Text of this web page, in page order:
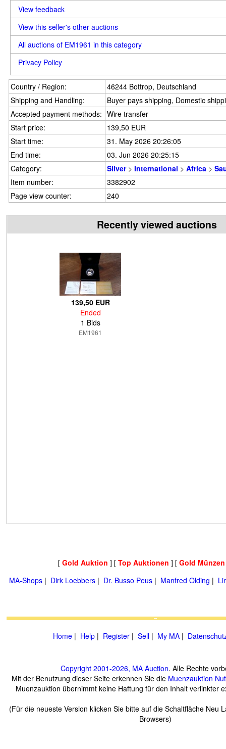
View feedback
View this seller's other auctions
All auctions of EM1961 in this category
Privacy Policy
Country / Region:
46244 Bottrop, Deutschland
Shipping and Handling:
Buyer pays shipping, Domestic
Accepted payment methods: Wire transfer
Start price:
139,50 EUR
Start time:
31. May 2026 20:26:05
End time:
03. Jun 2026 20:25:15
Category:
Silver> International > Africa >
Item number:
3382902
Page view counter:
240
Recently viewed auctions
139,50 EUR
Ended
1 Bids
EM1961
[ Gold Auktion ] [ Top Auktionen ] [ Gold
MA-Shops | Dirk Loebbers | Dr. Busso Peus | Manfred Olding |
Home | Help | Register | Sell | My MA |
Copyright 2001-2026, MA Auction. Alle Rechte
Mit der Benutzung dieser Seite erkennen Sie die Muenzauktion
Muenzauktion übernimmt keine Haftung für den Inhalt verlinkter
(Für die neueste Version klicken Sie bitte auf die Schaltfläche Neu
Browsers)